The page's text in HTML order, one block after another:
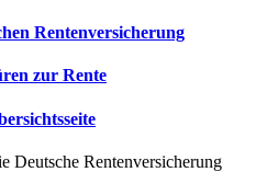
Rentenversicherung
zur Rente
Deutsche Rentenversicherung